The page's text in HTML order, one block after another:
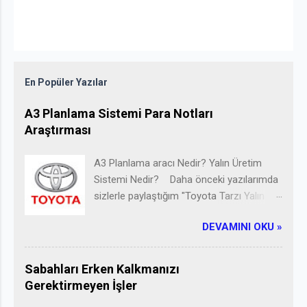
En Popüler Yazılar
A3 Planlama Sistemi Para Notları
Araştırması
A3 Planlama aracı Nedir? Yalın Üretim
Sistemi Nedir? Daha önceki yazılarımda
sizlerle paylaştığım "Toyota Tarzı Yalın
araç A3 Planlama 'dır. Yalın üretim
sisteminin kurulum aşaması ve
uygulanması esnasında
karşılaşabileceğimiz pek çok problemi
çözüme kavuştururken kullanabileceğimiz
DEVAMINI OKU »
Sabahları Erken Kalkmanızı
Gerektirmeyen İşler